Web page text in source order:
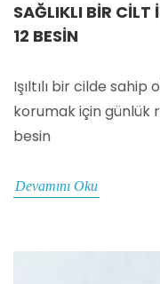
SAĞLIKLI BIR CILT
12 BESIN
Işıltılı bir cilde sahip
korumak için günlük
besin
Devamını Oku